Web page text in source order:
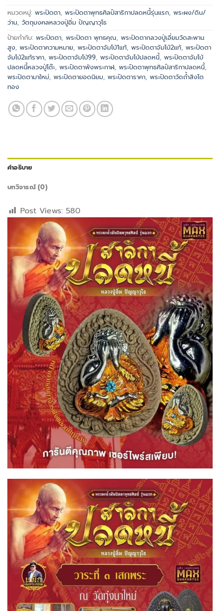
หมวดหมู่: พระปิดตา, พระปิดตาพุทธศิลป์สาริกาปลดหนี้รุ่นแรก, พระผง/ดิน/
ว่าน, วัตถุมงคลหลวงปู่อิ่ม ปัญญาวุโธ
ป้ายกำกับ: พระปิดตา, พระปิดตา พุทธคุณ, พระปิดตากลวงปู่เอี่ยมวัดสะพาน
สูง, พระปิดตาความหมาย, พระปิดตาจัมโบ้1แท้, พระปิดตาจัมโบ้2แท้, พระปิดตา
จัมโบ้2แท้ราคา, พระปิดตาจัมโบ้99, พระปิดตาจัมโบ้ปลดหนี้, พระปิดตาจัมโบ้
ปลดหนี้หลวงปู่โต๊ะ, พระปิดตาพังพระกาฬ, พระปิดตาพุทธศิลป์สาริกาปลดหนี้,
พระปิดตามาใหม่, พระปิดตายอดนิยม, พระปิดตาราคา, พระปิดตาวัดถ้ำสิงโต
ทอง
คำอธิบาย
บทวิจารณ์ (0)
Post Views: 580